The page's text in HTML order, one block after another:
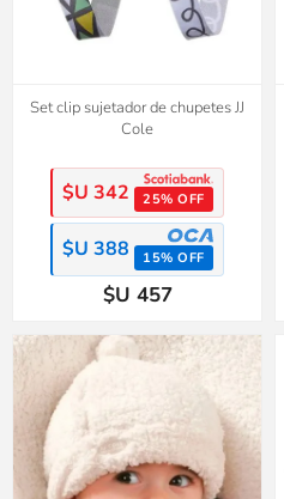
Set clip sujetador de chupetes JJ
Cole
$U 342 25% OFF
$U 388 15% OFF
$U 457